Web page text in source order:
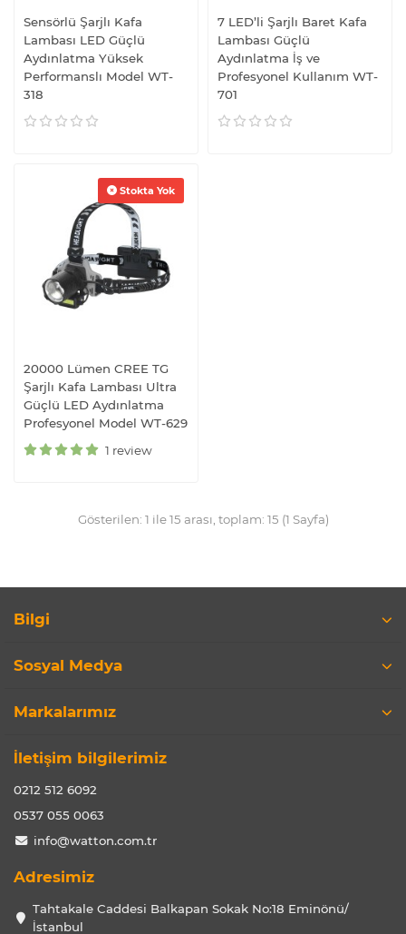
Sensörlü Şarjlı Kafa
Lambası LED Güçlü
Aydınlatma Yüksek
Performanslı Model WT-
318
7 LED’li Şarjlı Baret Kafa
Lambası Güçlü
Aydınlatma İş ve
Profesyonel Kullanım WT-
701
Stokta Yok
20000 Lümen CREE TG
Şarjlı Kafa Lambası Ultra
Güçlü LED Aydınlatma
Profesyonel Model WT-629
1 review
Gösterilen: 1 ile 15 arası, toplam: 15 (1 Sayfa)
Bilgi
Sosyal Medya
Markalarımız
İletişim bilgilerimiz
0212 512 6092
0537 055 0063
info@watton.com.tr
Adresimiz
Tahtakale Caddesi Balkapan Sokak No:18 Eminönü/
İstanbul